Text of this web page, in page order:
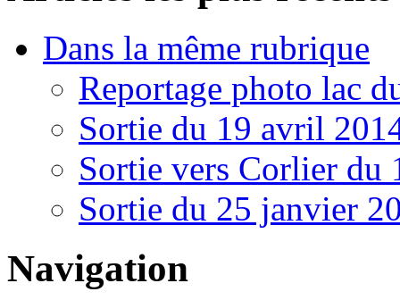
Dans la même rubrique
Reportage photo lac
Sortie du 19 avril
Sortie vers Corlier du
Sortie du 25 janvier
Navigation